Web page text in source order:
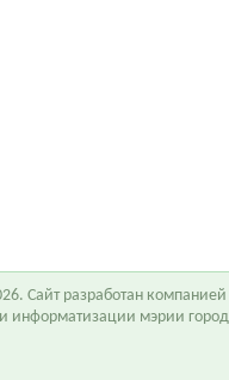
Сайт разработан компанией
информатизации мэрии